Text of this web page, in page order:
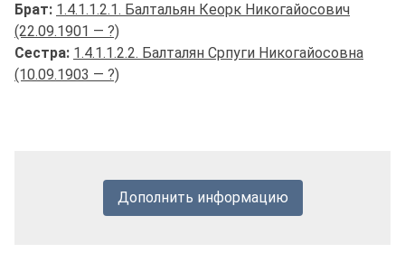
Брат: 1.4.1.1.2.1. Балтальян Кеорк Никогайосович
(22.09.1901 — ?)
Сестра: 1.4.1.1.2.2. Балталян Српуги Никогайосовна
(10.09.1903 — ?)
Дополнить информацию